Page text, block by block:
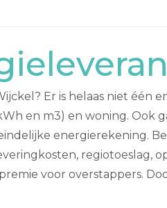
Er is helaas niet één
en m3) en woning. Ook
energierekening.
regiotoeslag,
voor overstappers.